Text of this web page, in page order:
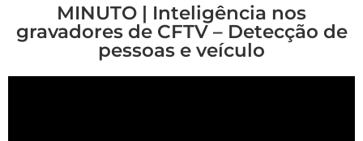
MINUTO | Inteligência nos
gravadores de CFTV – Detecção de
pessoas e veículo